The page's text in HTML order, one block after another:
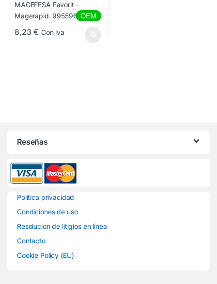
OEM
8,23€ Con iva
Reseñas
Política privacidad
Condiciones de uso
Resolución de litigios en línea
Contacto
Cookie Policy (EU)